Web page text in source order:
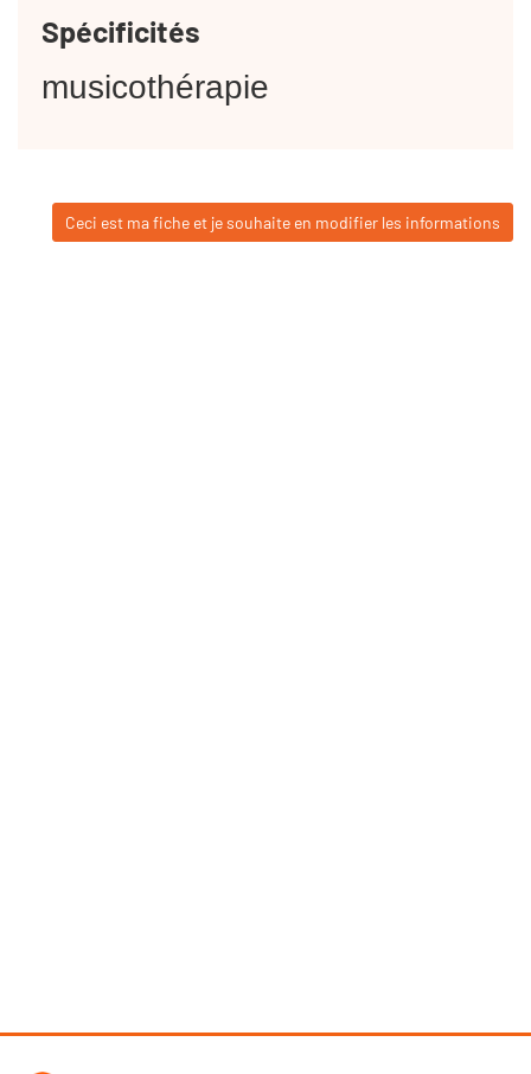
Spécificités
musicothérapie
Ceci est ma fiche et je souhaite en modifier les informations